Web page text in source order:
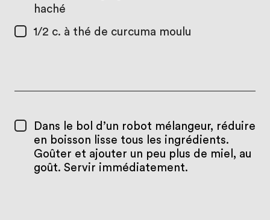
haché
1/2 c. à thé de curcuma moulu
Dans le bol d’un robot mélangeur, réduire
en boisson lisse tous les ingrédients.
Goûter et ajouter un peu plus de miel, au
goût. Servir immédiatement.